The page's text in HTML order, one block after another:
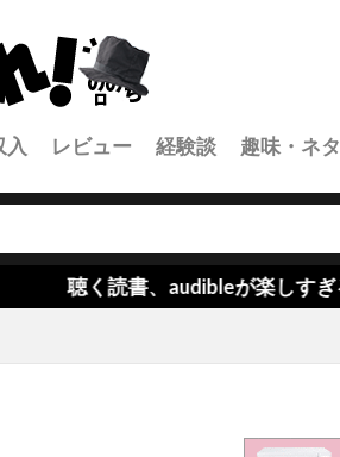
入 レビュー 経験談 趣味・ネタ
audibleが楽しすぎる！！